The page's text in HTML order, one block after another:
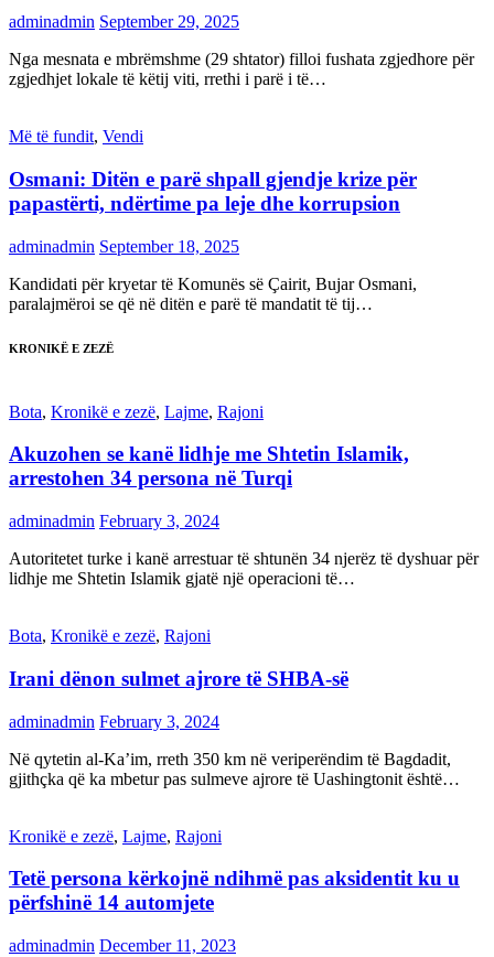
adminadmin September 29, 2025
Nga mesnata e mbrëmshme (29 shtator) filloi fushata zgjedhore për
zgjedhjet lokale të këtij viti, rrethi i parë i të…
Më të fundit, Vendi
Osmani: Ditën e parë shpall gjendje krize për
papastërti, ndërtime pa leje dhe korrupsion
adminadmin September 18, 2025
Kandidati për kryetar të Komunës së Çairit, Bujar Osmani,
paralajmëroi se që në ditën e parë të mandatit të tij…
KRONIKË E ZEZË
Bota, Kronikë e zezë, Lajme, Rajoni
Akuzohen se kanë lidhje me Shtetin Islamik,
arrestohen 34 persona në Turqi
adminadmin February 3, 2024
Autoritetet turke i kanë arrestuar të shtunën 34 njerëz të dyshuar për
lidhje me Shtetin Islamik gjatë një operacioni të…
Bota, Kronikë e zezë, Rajoni
Irani dënon sulmet ajrore të SHBA-së
adminadmin February 3, 2024
Në qytetin al-Ka’im, rreth 350 km në veriperëndim të Bagdadit,
gjithçka që ka mbetur pas sulmeve ajrore të Uashingtonit është…
Kronikë e zezë, Lajme, Rajoni
Tetë persona kërkojnë ndihmë pas aksidentit ku u
përfshinë 14 automjete
adminadmin December 11, 2023